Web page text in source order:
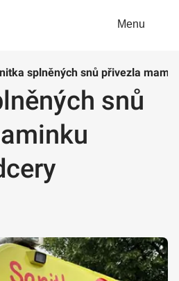
Menu
splněných snů přivezla
snů